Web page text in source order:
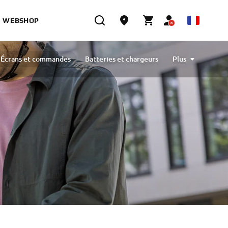
WEBSHOP
Écrans et commandes
Batteries et chargeurs
système PW-LINK pour vélos électriques
Service
Notre histoire
Brochures
Marques et partenaires
Plus